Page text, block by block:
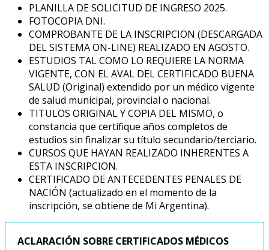
PLANILLA DE SOLICITUD DE INGRESO 2025.
FOTOCOPIA DNI.
COMPROBANTE DE LA INSCRIPCION (DESCARGADA
DEL SISTEMA ON-LINE) REALIZADO EN AGOSTO.
ESTUDIOS TAL COMO LO REQUIERE LA NORMA
VIGENTE, CON EL AVAL DEL CERTIFICADO BUENA
SALUD (Original) extendido por un médico vigente
de salud municipal, provincial o nacional.
TITULOS ORIGINAL Y COPIA DEL MISMO, o
constancia que certifique años completos de
estudios sin finalizar su título secundario/terciario.
CURSOS QUE HAYAN REALIZADO INHERENTES A
ESTA INSCRIPCION.
CERTIFICADO DE ANTECEDENTES PENALES DE
NACIÓN (actualizado en el momento de la
inscripción, se obtiene de Mi Argentina).
ACLARACIÓN SOBRE CERTIFICADOS MÉDICOS